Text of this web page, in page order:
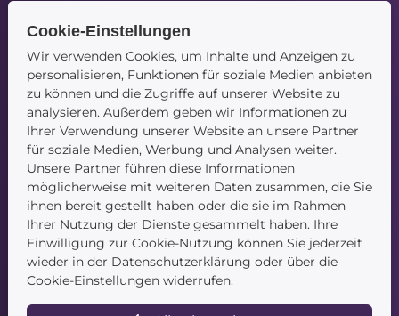
Navigation
Startseite
Blog
Kontakt
Service
Cookie-Einstellungen
Wir verwenden Cookies, um Inhalte und Anzeigen zu
personalisieren, Funktionen für soziale Medien anbieten
zu können und die Zugriffe auf unserer Website zu
analysieren. Außerdem geben wir Informationen zu
Ihrer Verwendung unserer Website an unsere Partner
für soziale Medien, Werbung und Analysen weiter.
Unsere Partner führen diese Informationen
möglicherweise mit weiteren Daten zusammen, die Sie
ihnen bereit gestellt haben oder die sie im Rahmen
Ihrer Nutzung der Dienste gesammelt haben. Ihre
Einwilligung zur Cookie-Nutzung können Sie jederzeit
wieder in der Datenschutzerklärung oder über die
Cookie-Einstellungen widerrufen.